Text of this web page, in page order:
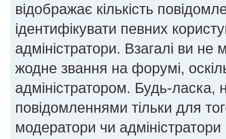
відображає кількість
ідентифікувати певних
адміністратори. Взагалі ви
жодне звання на форумі,
адміністратором. Будь-
повідомленнями тільки для
модератори чи